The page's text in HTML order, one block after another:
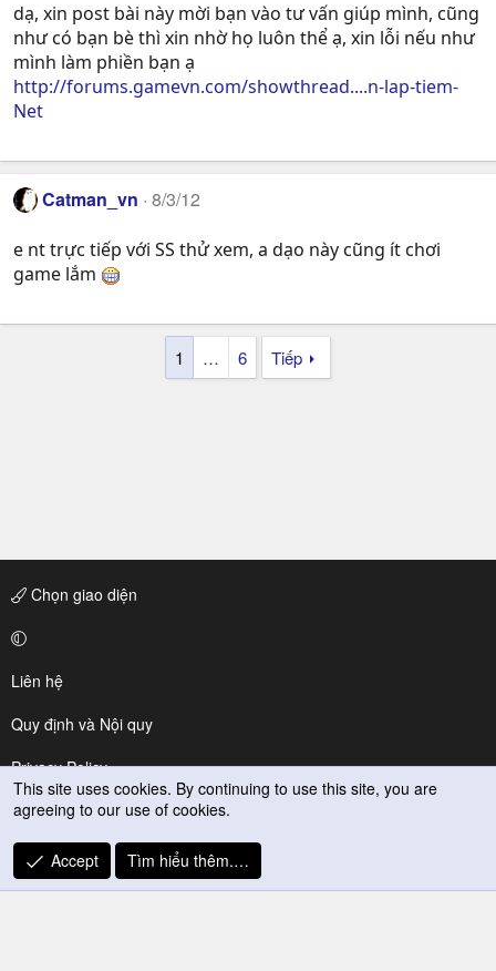
dạ, xin post bài này mời bạn vào tư vấn giúp mình, cũng
như có bạn bè thì xin nhờ họ luôn thể ạ, xin lỗi nếu như
mình làm phiền bạn ạ
http://forums.gamevn.com/showthread....n-lap-tiem-
Net
Catman_vn 8/3/12
e nt trực tiếp với SS thử xem, a dạo này cũng ít chơi
game lắm
1 … 6 Tiếp
Chọn giao diện
Liên hệ
Quy định và Nội quy
Privacy Policy
Trợ giúp
R
S
This site uses cookies. By continuing to use this site, you are
agreeing to our use of cookies.
Accept Tìm hiểu thêm.…